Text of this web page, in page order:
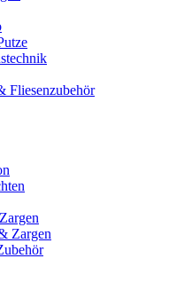
Fliesenzubehör
Zargen